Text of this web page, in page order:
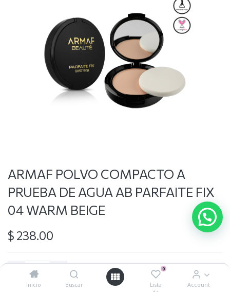
Inicio Buscar
0
Lista
Account
ARMAF POLVO COMPACTO A
PRUEBA DE AGUA AB PARFAITE FIX
04 WARM BEIGE
$ 238.00